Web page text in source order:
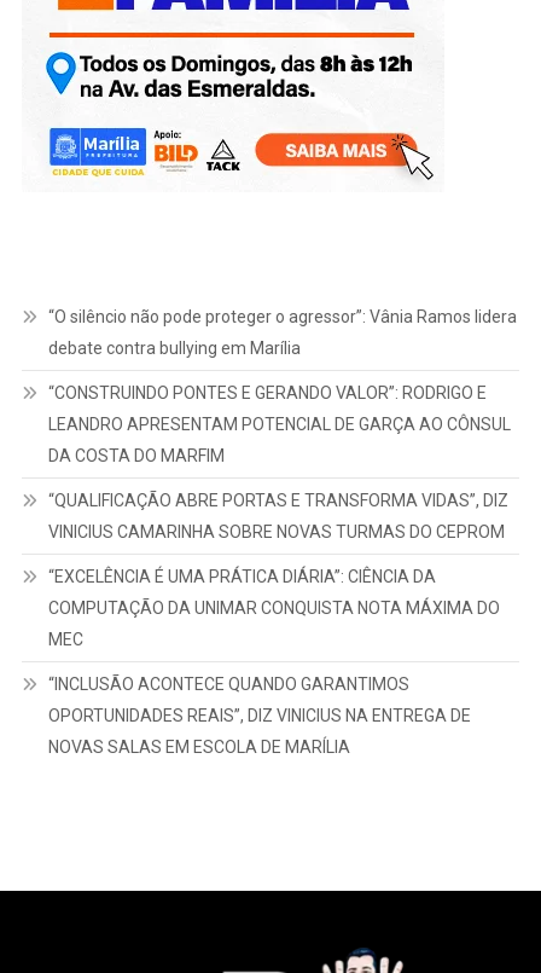
“O silêncio não pode proteger o agressor”: Vânia Ramos lidera
debate contra bullying em Marília
“CONSTRUINDO PONTES E GERANDO VALOR”: RODRIGO E
LEANDRO APRESENTAM POTENCIAL DE GARÇA AO CÔNSUL
DA COSTA DO MARFIM
“QUALIFICAÇÃO ABRE PORTAS E TRANSFORMA VIDAS”, DIZ
VINICIUS CAMARINHA SOBRE NOVAS TURMAS DO CEPROM
“EXCELÊNCIA É UMA PRÁTICA DIÁRIA”: CIÊNCIA DA
COMPUTAÇÃO DA UNIMAR CONQUISTA NOTA MÁXIMA DO
MEC
“INCLUSÃO ACONTECE QUANDO GARANTIMOS
OPORTUNIDADES REAIS”, DIZ VINICIUS NA ENTREGA DE
NOVAS SALAS EM ESCOLA DE MARÍLIA